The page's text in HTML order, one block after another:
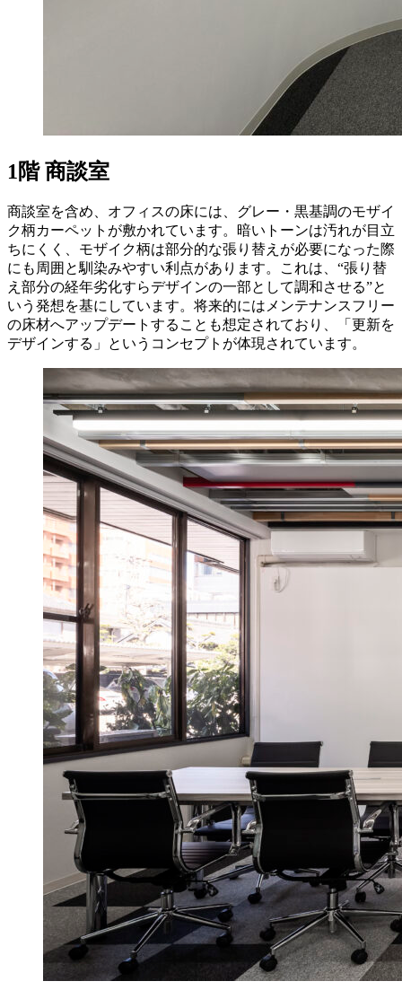
1階 商談室
商談室を含め、オフィスの床には、グレー・黒基調のモザイ
ク柄カーペットが敷かれています。暗いトーンは汚れが目立
ちにくく、モザイク柄は部分的な張り替えが必要になった際
にも周囲と馴染みやすい利点があります。これは、“張り替
え部分の経年劣化すらデザインの一部として調和させる”と
いう発想を基にしています。将来的にはメンテナンスフリー
の床材へアップデートすることも想定されており、「更新を
デザインする」というコンセプトが体現されています。